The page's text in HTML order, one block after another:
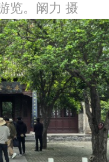
览。阚力 摄